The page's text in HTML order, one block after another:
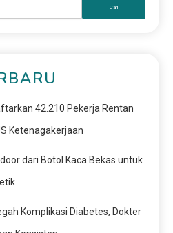
42.210 Pekerja Rentan
Ketenagakerjaan
dari Botol Kaca Bekas untuk
Komplikasi Diabetes, Dokter